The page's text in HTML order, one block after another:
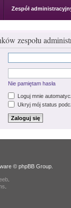
Zespół
zespołu
Nie pamiętam hasła
Loguj mnie
Ukryj mój status
© phpBB Group.